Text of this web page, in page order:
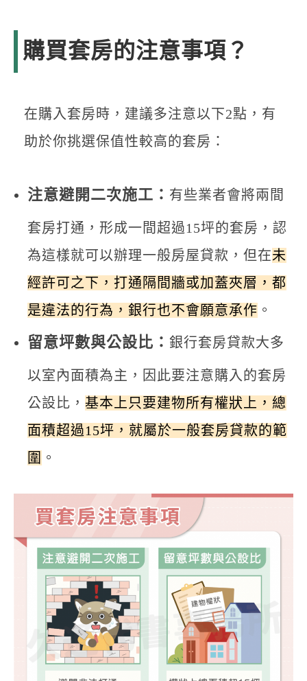
購買套房的注意事項？
在購入套房時，建議多注意以下2點，有
助於你挑選保值性較高的套房：
注意避開二次施工： 有些業者會將兩間
套房打通，形成一間超過15坪的套房，認
為這樣就可以辦理一般房屋貸款，但在未
經許可之下，打通隔間牆或加蓋夾層，都
是違法的行為，銀行也不會願意承作 。
留意坪數與公設比： 銀行套房貸款大多
以室內面積為主，因此要注意購入的套房
公設比， 基本上只要建物所有權狀上，總
面積超過15坪，就屬於一般套房貸款的範
圍 。